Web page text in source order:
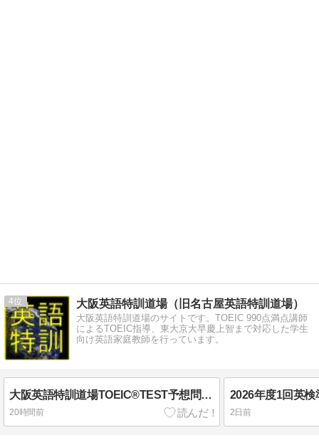
4 大阪英語特訓道場（旧名古屋英語特訓道場）
大阪英語特訓道場のサイトです。TOEIC 990点満点講師
によるTOEIC指導、東大京大早慶上智まで対応した学生
向け英語家庭教師を行っています。
大阪英語特訓道場TOEIC®TEST予想問題 No. 712
20時間前 2日前